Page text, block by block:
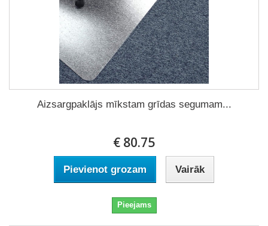
Aizsargpaklājs mīkstam grīdas segumam...
€ 80.75
Pievienot grozam Vairāk
Pieejams